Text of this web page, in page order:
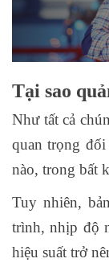
Tại sao
Như tất cả
quan trọng
nào, trong bất
Tuy nhiên,
trình, nhịp độ
hiệu suất trở